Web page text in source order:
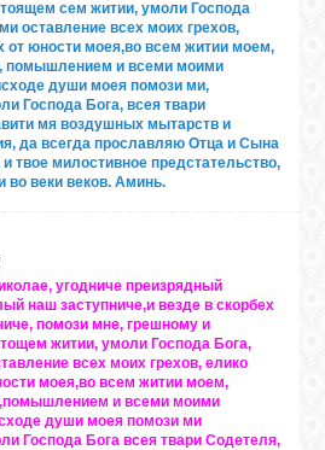
сем житии, умоли Господа
оставление всех моих грехов,
от юности моея,во всем житии моем,
помышлением и всеми моими
души моея помози ми,
Господа Бога, всея твари
мя воздушных мытарств и
да всегда прославляю Отца и Сына
твое милостивное предстательство,
во веки веков. Аминь.
угодниче преизрядный
наш заступниче,и везде в скорбех
помози мне, грешному и
житии, умоли Господа Бога,
всех моих грехов, елико
моея,во всем житии моем,
и всеми моими
души моея помози ми
Господа Бога всея твари Содетеля,